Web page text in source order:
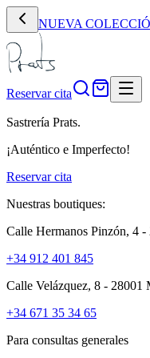
NUEVA
Reservar cita
Sastrería Prats.
¡Auténtico e Imperfecto!
Reservar cita
Nuestras boutiques:
Calle Hermanos Pinzón, 4
+34 912 401 845
Calle Velázquez, 8 - 28001
+34 671 35 34 65
Para consultas generales